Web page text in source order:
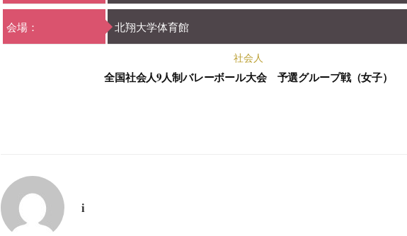
会場： 北翔大学体育館
社会人
全国社会人9人制バレーボール大会 予選グループ戦（女子）
i